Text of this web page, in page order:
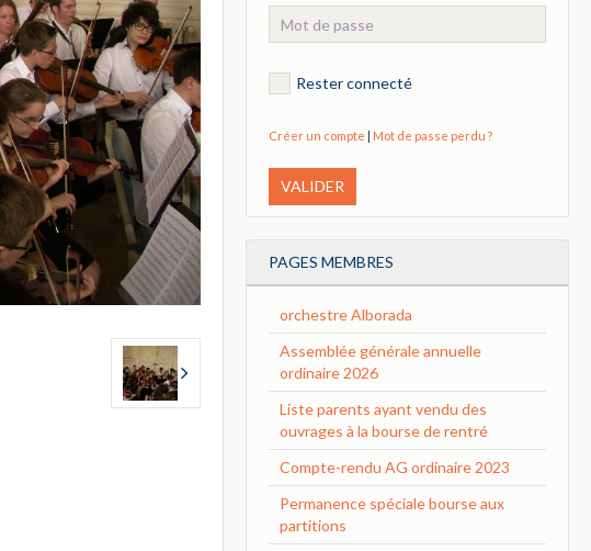
Rester connecté
Créer un compte | Mot de passe perdu ?
VALIDER
PAGES MEMBRES
orchestre Alborada
Assemblée générale annuelle
ordinaire 2026
Liste parents ayant vendu des
ouvrages à la bourse de rentré
Compte-rendu AG ordinaire 2023
Permanence spéciale bourse aux
partitions